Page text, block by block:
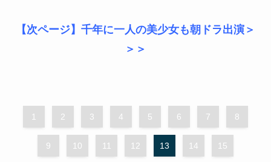
【次ページ】千年に一人の美少女も朝ドラ出演＞
＞＞
1 2 3 4 5 6 7 8
9 10 11 12 13 14 15